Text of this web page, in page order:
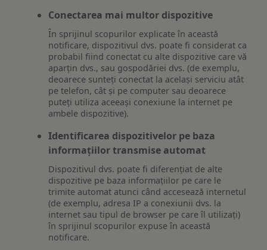
Conectarea mai multor dispozitive
În sprijinul scopurilor explicate în această
notificare, dispozitivul dvs. poate fi considerat ca
probabil fiind conectat cu alte dispozitive care vă
aparțin dvs., sau gospodăriei dvs. (de exemplu,
deoarece sunteți conectat la același serviciu atât
pe telefon, cât și pe computer sau deoarece
puteți utiliza aceeași conexiune la internet pe
ambele dispozitive).
Identificarea dispozitivelor pe baza
informațiilor transmise automat
Dispozitivul dvs. poate fi diferențiat de alte
dispozitive pe baza informațiilor pe care le
trimite automat atunci când accesează internetul
(de exemplu, adresa IP a conexiunii dvs. la
internet sau tipul de browser pe care îl utilizați)
în sprijinul scopurilor expuse în această
notificare.